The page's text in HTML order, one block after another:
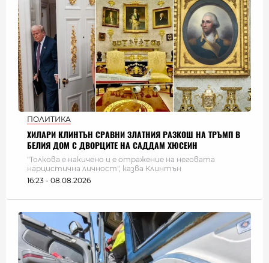
ПОЛИТИКА
ХИЛАРИ КЛИНТЪН СРАВНИ ЗЛАТНИЯ РАЗКОШ НА ТРЪМП В
БЕЛИЯ ДОМ С ДВОРЦИТЕ НА САДДАМ ХЮСЕИН
"Толкова е накичено и е отражение на неговата
нарцистична личност", казва Клинтън
16:23 - 08.08.2026